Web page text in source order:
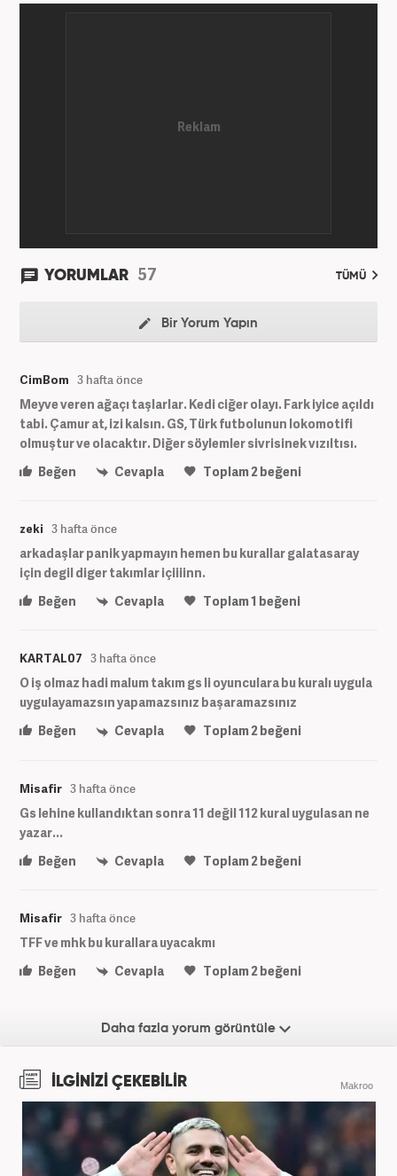
YORUMLAR 57 TÜMÜ
Bir Yorum Yapın
CimBom 3 hafta önce
Meyve veren ağaçı taşlarlar. Kedi ciğer olayı. Fark iyice açıldı
tabi. Çamur at, izi kalsın. GS, Türk futbolunun lokomotifi
olmuştur ve olacaktır. Diğer söylemler sivrisinek vızıltısı.
Beğen
Cevapla Toplam2 beğeni
zeki 3 hafta önce
arkadaşlar panik yapmayın hemen bu kurallar galatasaray
için degil diger takımlar içiiiinn.
Beğen
Cevapla Toplam1 beğeni
KARTAL07 3 hafta önce
O iş olmaz hadi malum takım gs li oyunculara bu kuralı uygula
uygulayamazsın yapamazsınız başaramazsınız
Beğen
Cevapla Toplam2beğeni
Misafir 3 hafta önce
Gs lehine kullandıktan sonra 11 değil 112 kural uygulasan ne
yazar...
Beğen
Cevapla Toplam2 beğeni
Misafir 3 hafta önce
TFF ve mhk bu kurallara uyacakmı
Beğen
Cevapla Toplam2beğeni
Daha fazla yorum görüntüle
İLGİNİZİ ÇEKEBİLİR Makroo